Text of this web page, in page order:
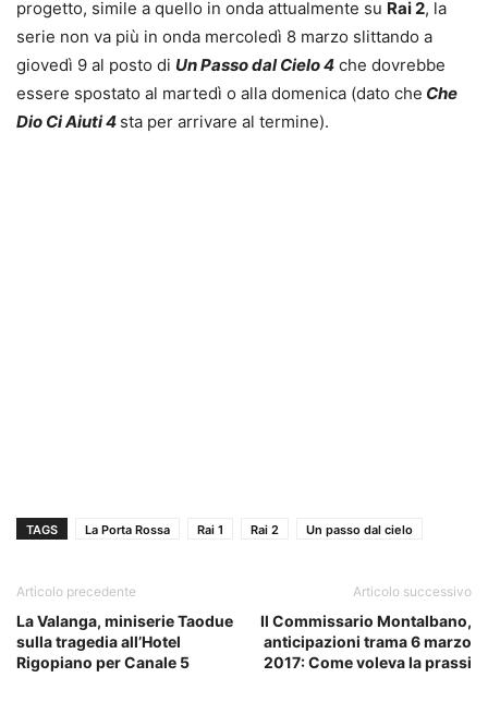
progetto, simile a quello in onda attualmente su Rai 2, la
serie non va più in onda mercoledì 8 marzo slittando a
giovedì 9 al posto di Un Passo dal Cielo 4 che dovrebbe
essere spostato al martedì o alla domenica (dato che Che
Dio Ci Aiuti 4 sta per arrivare al termine).
TAGS La Porta Rossa Rai 1 Rai 2 Un passo dal cielo
Articolo precedente
La Valanga, miniserie Taodue
sulla tragedia all’Hotel
Rigopiano per Canale 5
Articolo successivo
Il Commissario Montalbano,
anticipazioni trama 6 marzo
2017: Come voleva la prassi